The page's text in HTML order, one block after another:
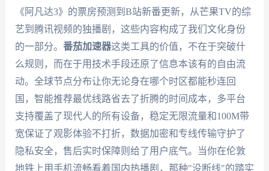
《阿凡达3》的票房预测到B站新番更新，从芒果TV的综
艺到腾讯视频的独播剧，这些内容构成了我们文化身份
的一部分。 番茄加速器这类工具的价值，不在于突破什
么规则，而在于用技术手段还原了信息本该有的自由流
动。全球节点分布让你无论身在哪个时区都能秒连回
国，智能推荐最优线路省去了折腾的时间成本，多平台
支持覆盖了现代人的所有设备，稳定无限流量和100M带
宽保证了观影体验不打折，数据加密和专线传输守护了
隐私安全，售后实时保障则给了用户底气。当你在伦敦
地铁上用手机流畅看着国内热播剧，那种"没断线"的踏实